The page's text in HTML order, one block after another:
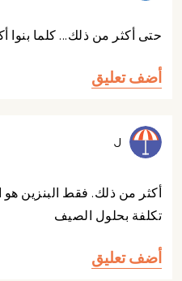
حتى أكثر من ذلك... كلما بنوا
أضف تعليق
J
أكثر من ذلك. فقط البنزين هو
تكلفة بحلول الصيف
أضف تعليق